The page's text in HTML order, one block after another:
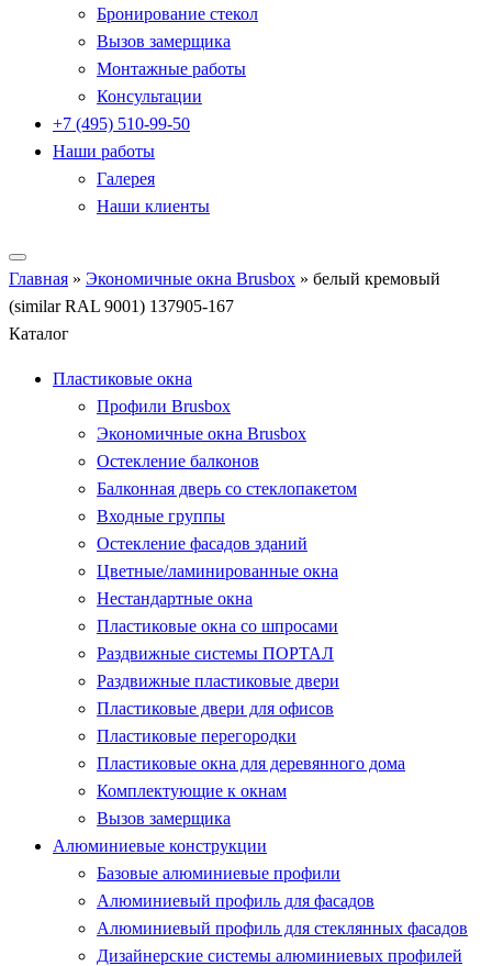
Бронирование стекол
Вызов замерщика
Монтажные работы
Консультации
+7 (495) 510-99-50
Наши работы
Галерея
Наши клиенты
Главная » Экономичные окна Brusbox » белый кремовый
(similar RAL 9001) 137905-167
Каталог
Пластиковые окна
Профили Brusbox
Экономичные окна Brusbox
Остекление балконов
Балконная дверь со стеклопакетом
Входные группы
Остекление фасадов зданий
Цветные/ламинированные окна
Нестандартные окна
Пластиковые окна со шпросами
Раздвижные системы ПОРТАЛ
Раздвижные пластиковые двери
Пластиковые двери для офисов
Пластиковые перегородки
Пластиковые окна для деревянного дома
Комплектующие к окнам
Вызов замерщика
Алюминиевые конструкции
Базовые алюминиевые профили
Алюминиевый профиль для фасадов
Алюминиевый профиль для стеклянных фасадов
Дизайнерские системы алюминиевых профилей